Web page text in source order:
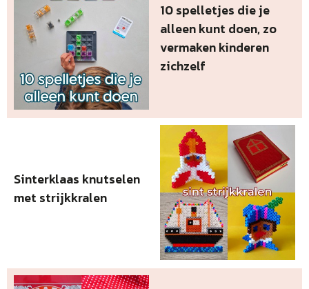
10 spelletjes die je
alleen kunt doen, zo
vermaken kinderen
zichzelf
Sinterklaas knutselen
met strijkkralen